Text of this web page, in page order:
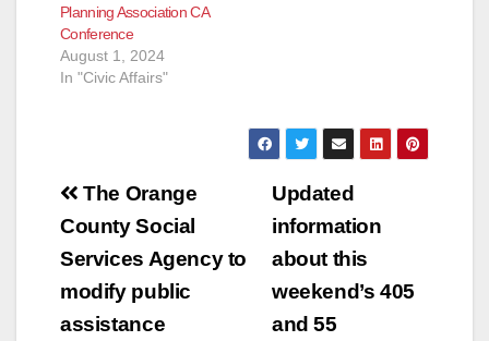
Planning Association CA
Conference
August 1, 2024
In "Civic Affairs"
Post
navigation
Updated
information
about this
weekend’s 405
and 55
The Orange
County Social
Services Agency to
modify public
assistance